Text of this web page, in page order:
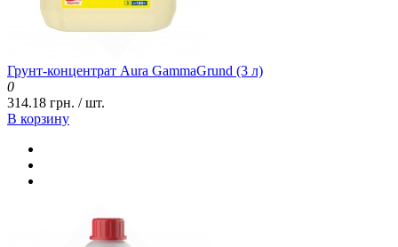
Грунт-концентрат Aura GammaGrund (3 л)
0
314.18 грн. / шт.
В корзину